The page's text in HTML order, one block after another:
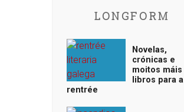
LONGFORM
Novelas,
crónicas e
moitos máis
libros para a
rentrée